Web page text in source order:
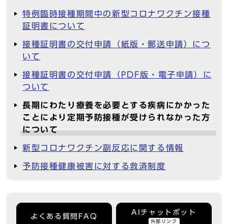
特例臨時接種期間中の新型コロナワクチン接種
証明書について
接種証明書の交付申請（紙版・郵送申請）につ
いて
接種証明書の交付申請（PDF版・電子申請）に
ついて
長期にわたり療養を必要とする疾病にかかった
ことにより定期予防接種が受けられなかった方
について
新型コロナワクチン副反応に関する情報
予防接種健康被害に対する救済制度
よくある質問FAQ
AIチャットボット
外部リンク